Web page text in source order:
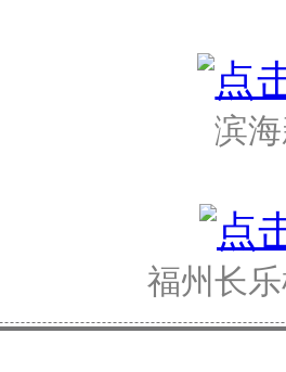
滨
福州长